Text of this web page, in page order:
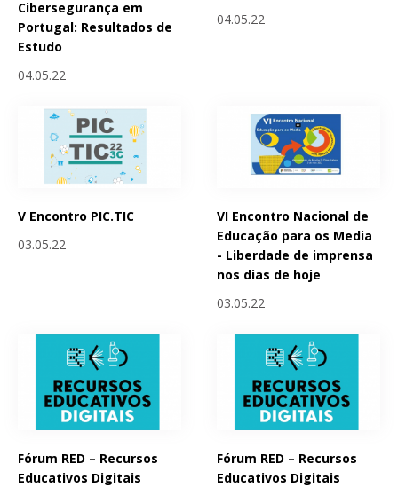
Cibersegurança em
Portugal: Resultados de
Estudo
04.05.22
04.05.22
V Encontro PIC.TIC
03.05.22
VI Encontro Nacional de
Educação para os Media
- Liberdade de imprensa
nos dias de hoje
03.05.22
Fórum RED – Recursos
Educativos Digitais
Fórum RED – Recursos
Educativos Digitais